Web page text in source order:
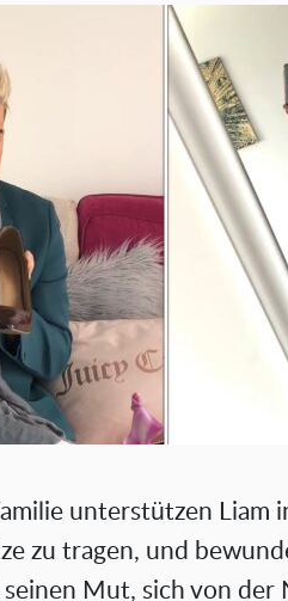
unterstützen Liam
zu tragen, und
Mut, sich von der